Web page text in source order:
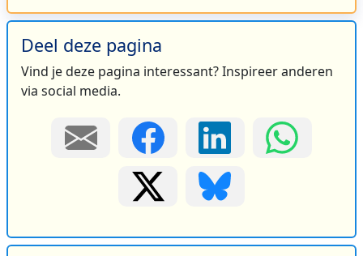
Deel deze pagina
Vind je deze pagina interessant? Inspireer anderen
via social media.